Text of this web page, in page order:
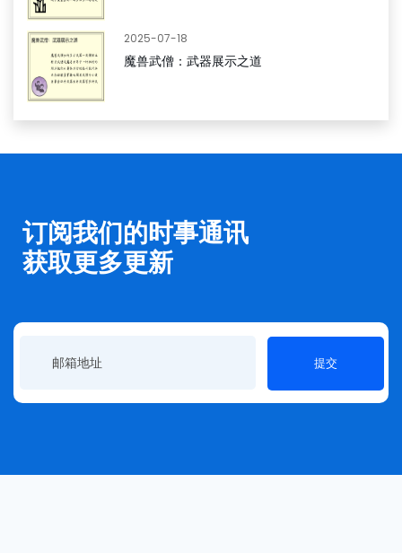
2025-07-18
魔兽武僧：武器展示之道
订阅我们的时事通讯
获取更多更新
提交